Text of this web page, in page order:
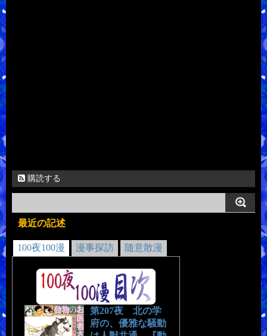
購読する
最近の記述
100夜100漫 漫事探訪 随意散漫
第207夜 北の学
府の、優雅な騒動